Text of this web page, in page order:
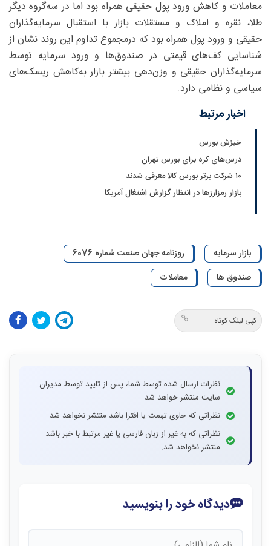
معاملات و کاهش ورود پول حقیقی همراه بود اما در سه‌گروه دیگر
طلا، نقره و املاک و مستقلات بازار با استقبال سرمایه‌گذاران
حقیقی و ورود پول همراه بود که درمجموع تداوم این روند نشان از
شناسایی کف‌های قیمتی در صندوق‌ها و ورود سرمایه توسط
سرمایه‌گذاران حقیقی و وزن‌دهی بیشتر بازار به‌کاهش ریسک‌های
سیاسی و نظامی دارد.
اخبار مرتبط
خیزش بورس
درس‌های کره برای بورس تهران
۱۰ شرکت برتر بورس کالا معرفی شدند
بازار رمزارزها در انتظار گزارش اشتغال آمریکا
بازار سرمایه
روزنامه جهان صنعت شماره 6076
صندوق ها
معاملات
کپی لینک کوتاه
نظرات ارسال شده توسط شما، پس از تایید توسط مدیران
سایت منتشر خواهد شد.
نظراتی که حاوی تهمت یا افترا باشد منتشر نخواهد شد.
نظراتی که به غیر از زبان فارسی یا غیر مرتبط با خبر باشد
منتشر نخواهد شد.
دیدگاه خود را بنویسید